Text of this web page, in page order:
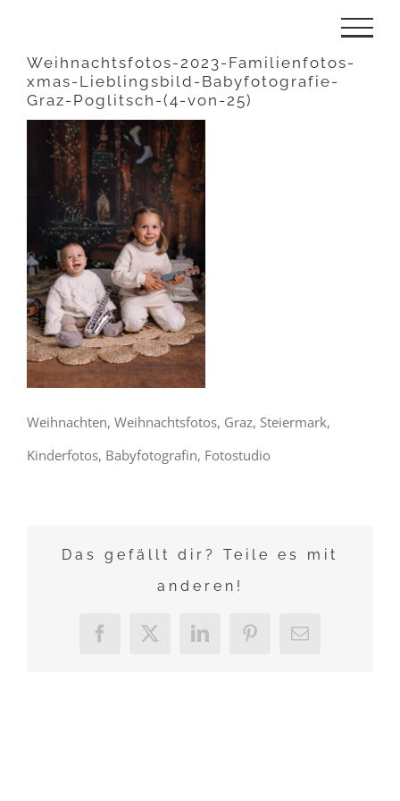
springen
Weihnachtsfotos-2023-Familienfotos-
xmas-Lieblingsbild-Babyfotografie-
Graz-Poglitsch-(4-von-25)
Weihnachten, Weihnachtsfotos, Graz, Steiermark,
Kinderfotos, Babyfotografin, Fotostudio
Das gefällt dir? Teile es mit
anderen!
Facebook
X LinkedInPinterest
E-